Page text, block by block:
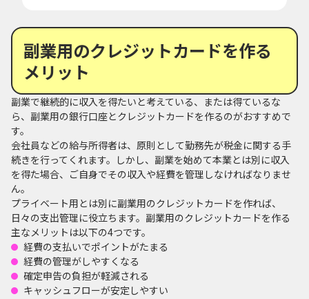
副業用のクレジットカードを作る
メリット
副業で継続的に収入を得たいと考えている、または得ているな
ら、副業用の銀行口座とクレジットカードを作るのがおすすめで
す。
会社員などの給与所得者は、原則として勤務先が税金に関する手
続きを行ってくれます。しかし、副業を始めて本業とは別に収入
を得た場合、ご自身でその収入や経費を管理しなければなりませ
ん。
プライベート用とは別に副業用のクレジットカードを作れば、
日々の支出管理に役立ちます。副業用のクレジットカードを作る
主なメリットは以下の4つです。
経費の支払いでポイントがたまる
経費の管理がしやすくなる
確定申告の負担が軽減される
キャッシュフローが安定しやすい